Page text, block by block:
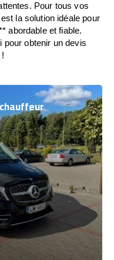
Pour tous vos
la solution idéale pour
abordable et fiable.
pour obtenir un devis